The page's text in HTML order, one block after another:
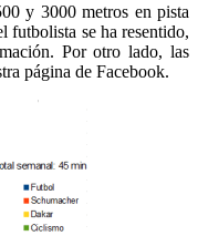
y 3000 metros en pista
futbolista se ha resentido,
Por otro lado, las
página de Facebook.